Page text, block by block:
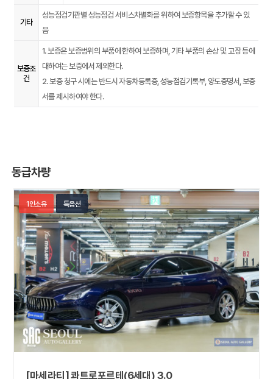
기타
성능점검기관별 성능점검 서비스차별화를 위하여 보증항목을 추가할 수 있
음
보증조
건
1. 보증은 보증범위의 부품에 한하여 보증하며, 기타 부품의 손상 및 고장 등에
대하여는 보증에서 제외한다.
2. 보증 청구 시에는 반드시 자동차등록증, 성능점검기록부, 양도증명서, 보증
서를 제시하여야 한다.
동급차량
1인소유 특옵션
[마세라티] 콰트로포르테(6세대) 3.0